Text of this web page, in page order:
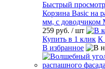
Быстрый просмотр
Корзина Basic на
мм, с доводчиком
259 руб. / шт
Купить в 1 клик К
В избранное